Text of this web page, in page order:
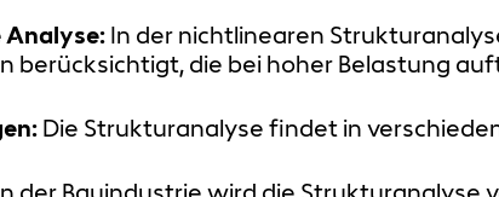
Analyse: In der nichtlinearen
berücksichtigt, die bei hoher Belastung
Die Strukturanalyse findet in